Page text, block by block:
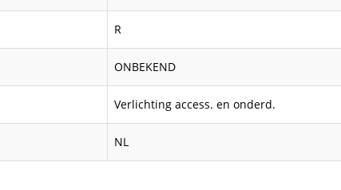
R
ONBEKEND
Verlichting access. en onderd.
NL